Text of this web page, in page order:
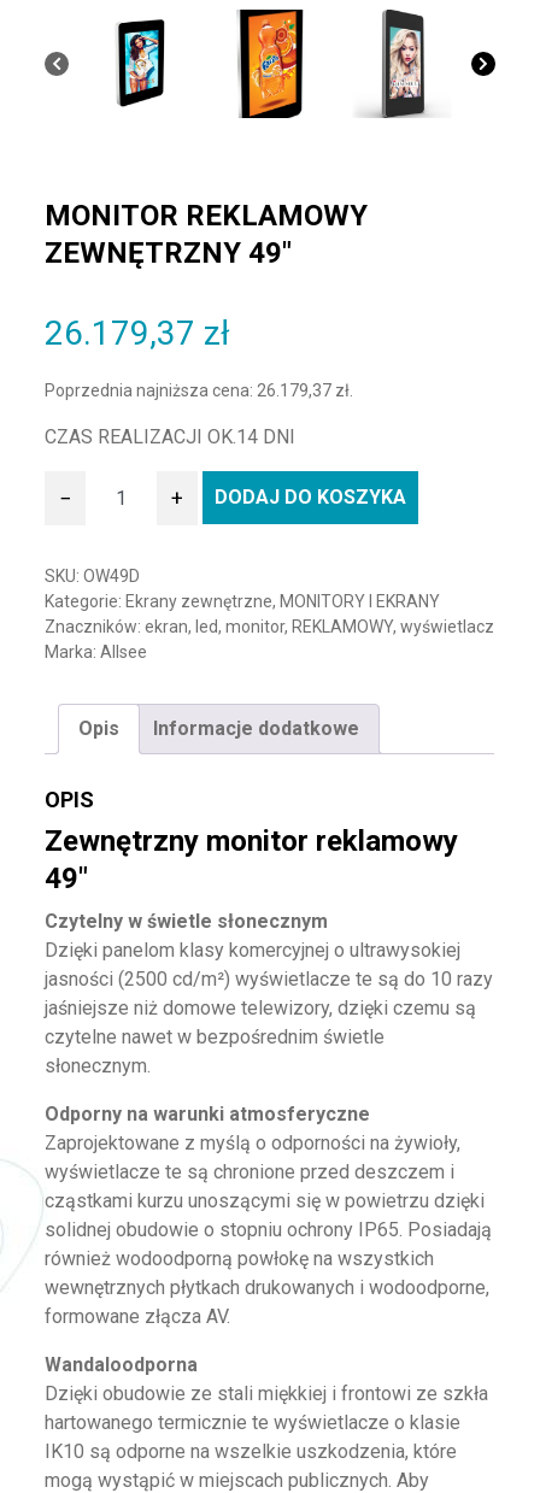
MONITOR REKLAMOWY
ZEWNĘTRZNY 49″
26.179,37 zł
Poprzednia najniższa cena: 26.179,37 zł
CZAS REALIZACJI OK.14 DNI
ilość Monitor reklamowy zewnętrzny 49"
− + DODAJ DO KOSZYKA
SKU:OW49D
Kategorie: Ekrany zewnętrzne, MONITORY I EKRANY
Znaczników:ekran, led,monitor, REKLAMOWY,wyświetlacz
Marka:Allsee
Opis Informacje dodatkowe
OPIS
Zewnętrzny monitor reklamowy
49″
Czytelny w świetle słonecznym
Dzięki panelom klasy komercyjnej o ultrawysokiej
jasności (2500 cd/m²) wyświetlacze te są do 10 razy
jaśniejsze niż domowe telewizory, dzięki czemu są
czytelne nawet w bezpośrednim świetle
słonecznym.
Odporny na warunki atmosferyczne
Zaprojektowane z myślą o odporności na żywioły,
wyświetlacze te są chronione przed deszczem i
cząstkami kurzu unoszącymi się w powietrzu dzięki
solidnej obudowie o stopniu ochrony IP65. Posiadają
również wodoodporną powłokę na wszystkich
wewnętrznych płytkach drukowanych i wodoodporne,
formowane złącza AV.
Wandaloodporna
Dzięki obudowie ze stali miękkiej i frontowi ze szkła
hartowanego termicznie te wyświetlacze o klasie
IK10 są odporne na wszelkie uszkodzenia, które
mogą wystąpić w miejscach publicznych. Aby